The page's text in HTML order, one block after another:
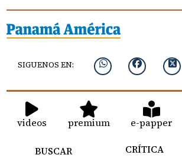
SIGUENOS EN:
videos premium e-papper
BUSCAR
CRÍTICA